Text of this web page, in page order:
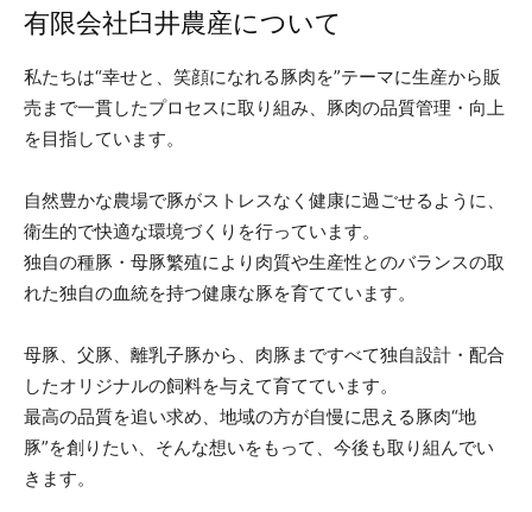
有限会社臼井農産について
私たちは“幸せと、笑顔になれる豚肉を”テーマに生産から販
売まで一貫したプロセスに取り組み、豚肉の品質管理・向上
を目指しています。
自然豊かな農場で豚がストレスなく健康に過ごせるように、
衛生的で快適な環境づくりを行っています。
独自の種豚・母豚繁殖により肉質や生産性とのバランスの取
れた独自の血統を持つ健康な豚を育てています。
母豚、父豚、離乳子豚から、肉豚まですべて独自設計・配合
したオリジナルの飼料を与えて育てています。
最高の品質を追い求め、地域の方が自慢に思える豚肉“地
豚”を創りたい、そんな想いをもって、今後も取り組んでい
きます。